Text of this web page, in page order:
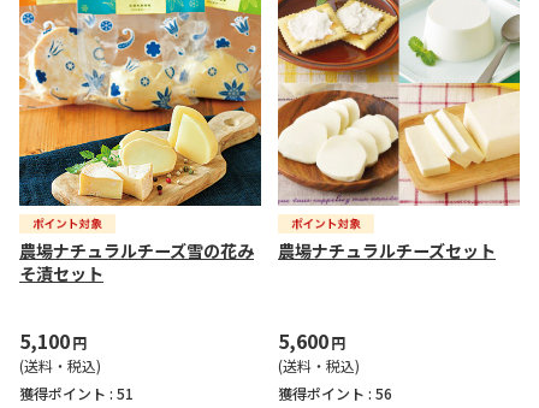
農場ナチュラルチーズ雪の花み
そ漬セット
5,100円
(送料・税込)
獲得ポイント : 51
農場ナチュラルチーズセット
5,600円
(送料・税込)
獲得ポイント : 56